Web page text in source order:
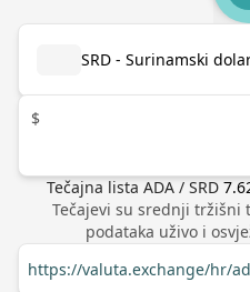
SRD - Surinamski
$
Tečajna lista ADA / SRD
Tečajevi su srednji tržišni
podataka uživo i
https://valuta.exchange/hr/